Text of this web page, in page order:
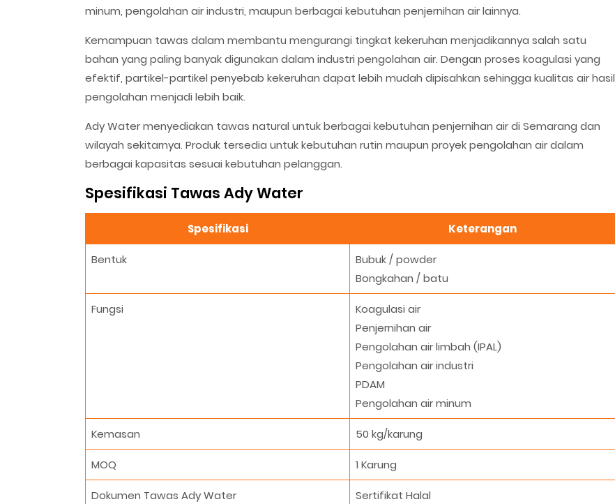
minum, pengolahan air industri, maupun berbagai kebutuhan penjernihan air lainnya.
Kemampuan tawas dalam membantu mengurangi tingkat kekeruhan menjadikannya salah satu
bahan yang paling banyak digunakan dalam industri pengolahan air. Dengan proses koagulasi yang
efektif, partikel-partikel penyebab kekeruhan dapat lebih mudah dipisahkan sehingga kualitas air hasil
pengolahan menjadi lebih baik.
Ady Water menyediakan tawas natural untuk berbagai kebutuhan penjernihan air di Semarang dan
wilayah sekitarnya. Produk tersedia untuk kebutuhan rutin maupun proyek pengolahan air dalam
berbagai kapasitas sesuai kebutuhan pelanggan.
Spesifikasi Tawas Ady Water
Spesifikasi Keterangan
Bentuk
Bubuk / powder
Bongkahan / batu
Fungsi
Koagulasi air
Penjernihan air
Pengolahan air limbah (IPAL)
Pengolahan air industri
PDAM
Pengolahan air minum
Kemasan 50 kg/karung
MOQ 1 Karung
Dokumen Tawas Ady Water Sertifikat Halal